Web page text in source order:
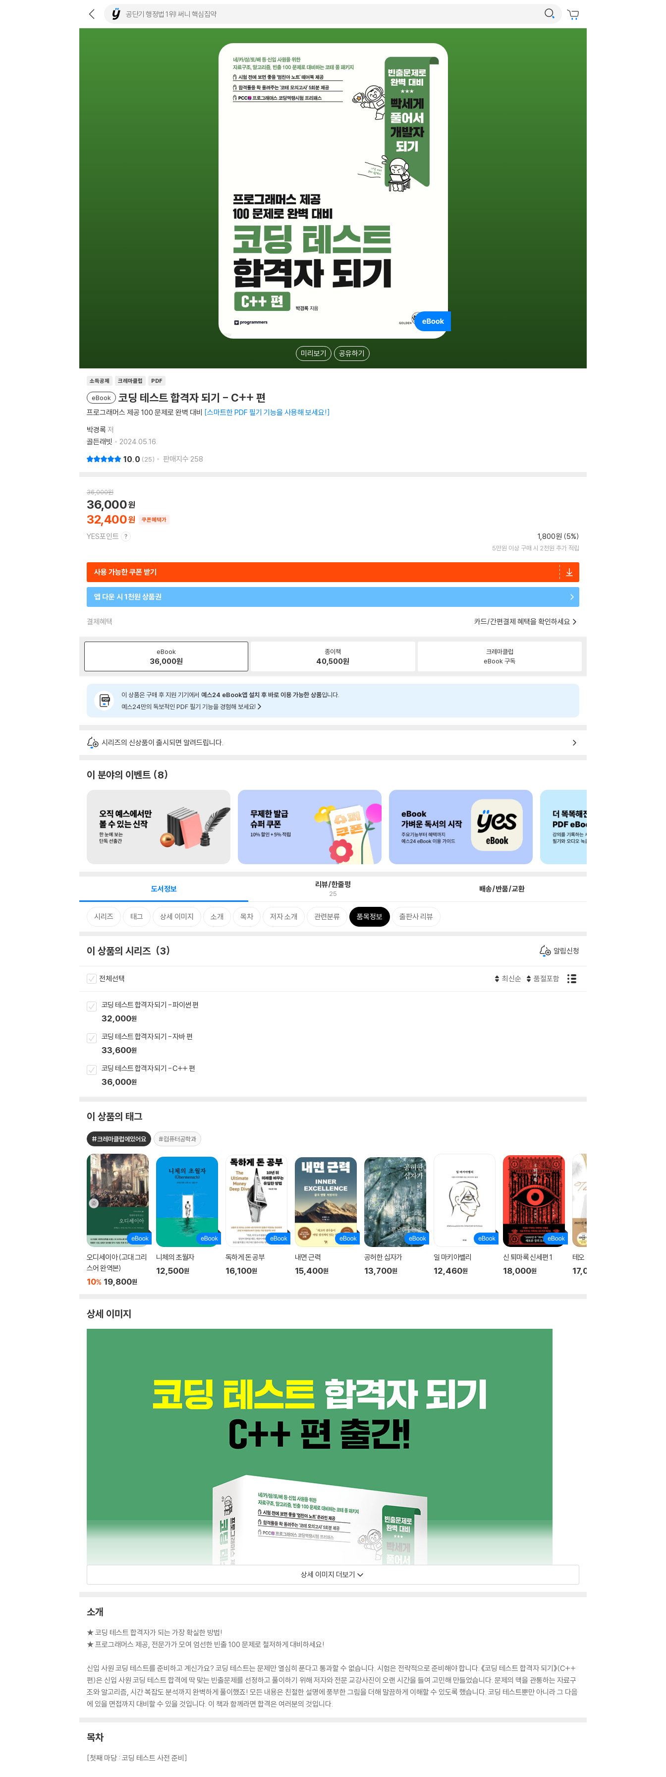
미리보기 공유하기
소득공제 크레마클럽 PDF
eBook 코딩 테스트 합격자 되기 - C++ 편
프로그래머스 제공 100 문제로 완벽 대비 스마트한 PDF 필기 기능을 사용해 보세요!
박경록 저
골든래빗
2024.05.16.
10.0 25 판매지수 258
36,000원
32,400
36,000
쿠폰혜택가
YES포인트 1,800원 (5%)
5만원 이상 구매 시 2천원 추가 적립
사용 가능한 쿠폰 받기
앱 다운 시 1천원 상품권
결제혜택 카드/간편결제 혜택을 확인하세요
eBook
36,000원
종이책
40,500원
크레마클럽
eBook 구독
이 상품은 구매 후 지원 기기에서 예스24 eBook앱 설치 후 바로 이용 가능한 상품입니다.
예스24만의 독보적인 PDF 필기 기능을 경험해 보세요!
시리즈의 신상품이 출시되면 알려드립니다.
이 분야의 이벤트 8
도서정보 리뷰/한줄평
25 배송/반품/교환
시리즈 태그 상세 이미지 소개 목차 저자 소개 관련분류 품목정보 출판사 리뷰
이 상품의 시리즈 3 알림신청
전체선택 최신순 품절포함
코딩 테스트 합격자 되기 - 파이썬 편
32,000원
코딩 테스트 합격자 되기 - 자바 편
33,600원
코딩 테스트 합격자 되기 - C++ 편
36,000원
이 상품의 태그
#크레마클럽에있어요 #컴퓨터공학과
오디세이아 (고대 그리
스어 완역본)
10% 19,800원
니체의 초월자
12,500원
독하게 돈 공부
16,100원
내면 근력
15,400원
공허한 십자가
13,700원
일 마키아벨리
12,460원
신 퇴마록 신세편 1
18,000원
테오
17,000
상세 이미지
상세 이미지 더보기
소개
★ 코딩 테스트 합격자가 되는 가장 확실한 방법!
★ 프로그래머스 제공, 전문가가 모여 엄선한 빈출 100 문제로 철저하게 대비하세요!
신입 사원 코딩 테스트를 준비하고 계신가요? 코딩 테스트는 문제만 열심히 푼다고 통과할 수 없습니다. 시험은 전략적으로 준비해야 합니다. 《코딩 테스트 합격자 되기》(C++
편)은 신입 사원 코딩 테스트 합격에 딱 맞는 빈출문제를 선정하고 풀이하기 위해 저자와 전문 교강사진이 오랜 시간을 들여 고민해 만들었습니다. 문제의 맥을 관통하는 자료구
조와 알고리즘, 시간 복잡도 분석까지 완벽하게 풀이했죠! 모든 내용은 친절한 설명에 풍부한 그림을 더해 말끔하게 이해할 수 있도록 했습니다. 코딩 테스트뿐만 아니라 그 다음
에 있을 면접까지 대비할 수 있을 것입니다. 이 책과 함께라면 합격은 여러분의 것입니다.
목차
[첫째 마당 : 코딩 테스트 사전 준비]